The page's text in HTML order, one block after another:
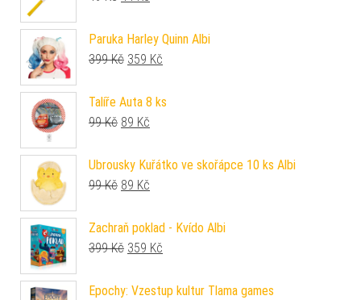
Paruka Harley Quinn Albi
399Kč Původní cena byla: 399 Kč.
359 Kč
Talíře Auta 8 ks
99Kč Původní cena byla: 99 Kč.
89 Kč
Ubrousky Kuřátko ve skořápce 10 ks Albi
99Kč Původní cena byla: 99 Kč.
89 Kč
Zachraň poklad - Kvído Albi
399Kč Původní cena byla: 399 Kč.
359 Kč
Epochy: Vzestup kultur Tlama games